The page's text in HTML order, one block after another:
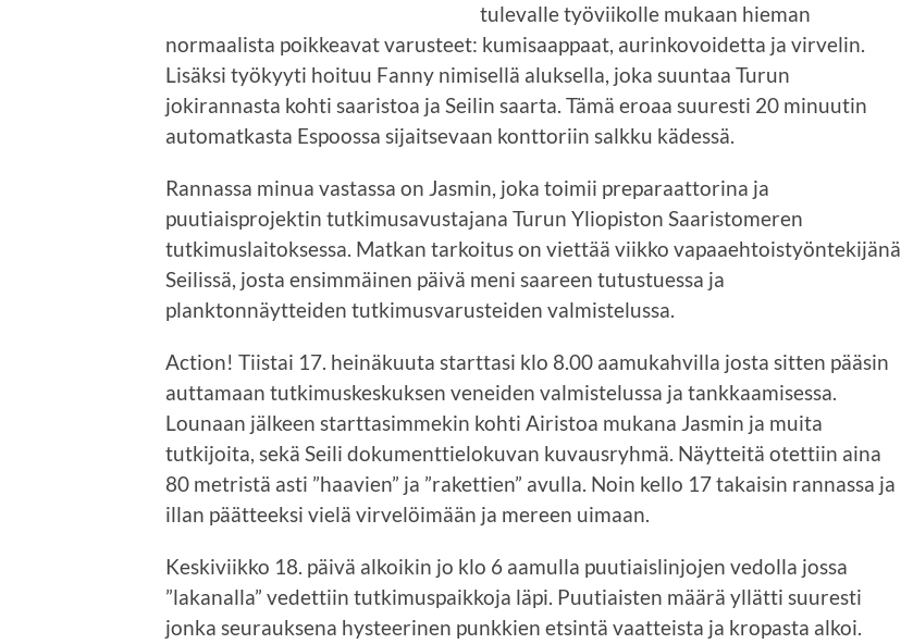
tulevalle työviikolle mukaan hieman
normaalista poikkeavat varusteet: kumisaappaat, aurinkovoidetta ja virvelin.
Lisäksi työkyyti hoituu Fanny nimisellä aluksella, joka suuntaa Turun
jokirannasta kohti saaristoa ja Seilin saarta. Tämä eroaa suuresti 20 minuutin
automatkasta Espoossa sijaitsevaan konttoriin salkku kädessä.
Rannassa minua vastassa on Jasmin, joka toimii preparaattorina ja
puutiaisprojektin tutkimusavustajana Turun Yliopiston Saaristomeren
tutkimuslaitoksessa. Matkan tarkoitus on viettää viikko vapaaehtoistyöntekijänä
Seilissä, josta ensimmäinen päivä meni saareen tutustuessa ja
planktonnäytteiden tutkimusvarusteiden valmistelussa.
Action! Tiistai 17. heinäkuuta starttasi klo 8.00 aamukahvilla josta sitten pääsin
auttamaan tutkimuskeskuksen veneiden valmistelussa ja tankkaamisessa.
Lounaan jälkeen starttasimmekin kohti Airistoa mukana Jasmin ja muita
tutkijoita, sekä Seili dokumenttielokuvan kuvausryhmä. Näytteitä otettiin aina
80 metristä asti ”haavien” ja ”rakettien” avulla. Noin kello 17 takaisin rannassa ja
illan päätteeksi vielä virvelöimään ja mereen uimaan.
Keskiviikko 18. päivä alkoikin jo klo 6 aamulla puutiaislinjojen vedolla jossa
”lakanalla” vedettiin tutkimuspaikkoja läpi. Puutiaisten määrä yllätti suuresti
jonka seurauksena hysteerinen punkkien etsintä vaatteista ja kropasta alkoi.